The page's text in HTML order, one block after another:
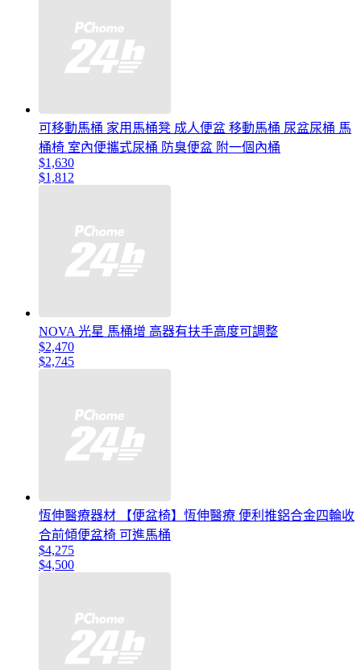
可移動馬桶 家用馬桶凳 成人便盆 移動馬桶 尿盆尿桶 馬
桶椅 室內便攜式尿桶 防臭便盆 附一個內桶
$1,630
$1,812
NOVA 光星 馬桶增 高器有扶手高度可調整
$2,470
$2,745
恆伸醫療器材 【便盆椅】恆伸醫療 便利推鋁合金四輪收
合前傾便盆椅 可進馬桶
$4,275
$4,500